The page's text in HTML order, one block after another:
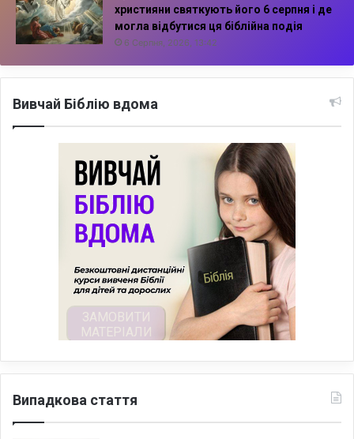
християни святкують його 6 серпня і де
могла відбутися ця біблійна подія
6 Серпня, 2026, 13:42
Вивчай Біблію вдома
Випадкова стаття